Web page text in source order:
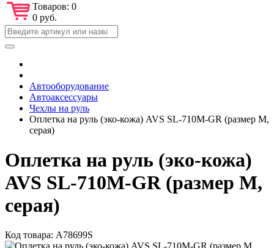
Товаров: 0
0 руб.
Автооборудование
Автоаксессуары
Чехлы на руль
Оплетка на руль (эко-кожа) AVS SL-710M-GR (размер M,
серая)
Оплетка на руль (эко-кожа)
AVS SL-710M-GR (размер M,
серая)
Код товара: A78699S